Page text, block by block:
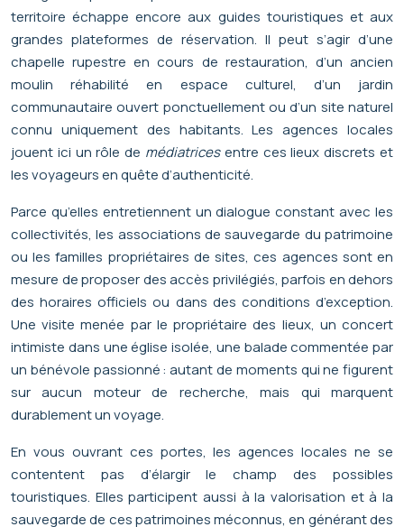
territoire échappe encore aux guides touristiques et aux
grandes plateformes de réservation. Il peut s’agir d’une
chapelle rupestre en cours de restauration, d’un ancien
moulin réhabilité en espace culturel, d’un jardin
communautaire ouvert ponctuellement ou d’un site naturel
connu uniquement des habitants. Les agences locales
jouent ici un rôle de médiatricesentre ces lieux discrets et
les voyageurs en quête d’authenticité.
Parce qu’elles entretiennent un dialogue constant avec les
collectivités, les associations de sauvegarde du patrimoine
ou les familles propriétaires de sites, ces agences sont en
mesure de proposer des accès privilégiés, parfois en dehors
des horaires officiels ou dans des conditions d’exception.
Une visite menée par le propriétaire des lieux, un concert
intimiste dans une église isolée, une balade commentée par
un bénévole passionné : autant de moments qui ne figurent
sur aucun moteur de recherche, mais qui marquent
durablement un voyage.
En vous ouvrant ces portes, les agences locales ne se
contentent pas d’élargir le champ des possibles
touristiques. Elles participent aussi à la valorisation et à la
sauvegarde de ces patrimoines méconnus, en générant des